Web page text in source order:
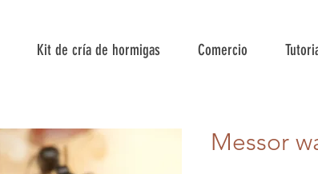
Kit de cría de hormigas Comercio
Messor